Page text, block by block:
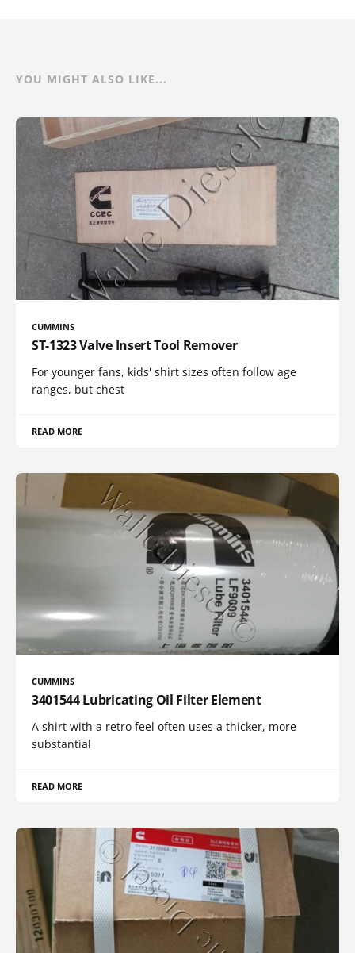
YOU MIGHT ALSO LIKE...
CUMMINS
ST-1323 Valve Insert Tool Remover
For younger fans, kids' shirt sizes often follow age
ranges, but chest
READ MORE
CUMMINS
3401544 Lubricating Oil Filter Element
A shirt with a retro feel often uses a thicker, more
substantial
READ MORE